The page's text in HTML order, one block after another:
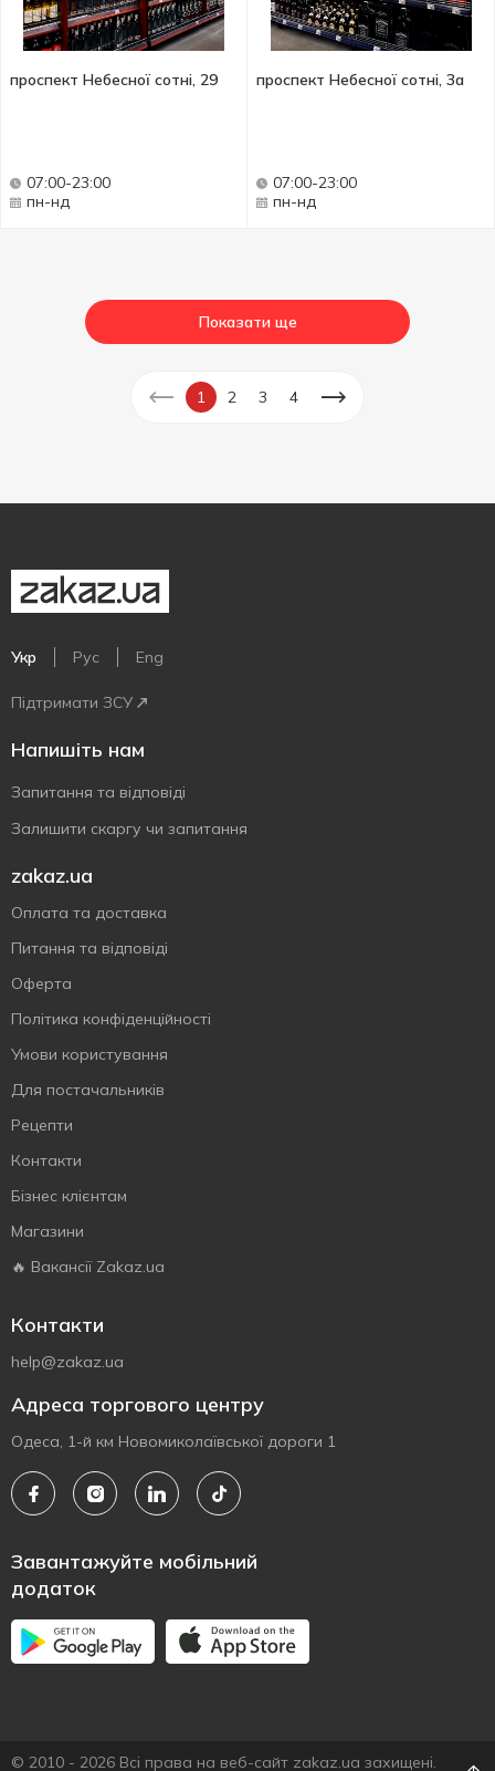
проспект Небесної сотні, 29
07:00-23:00
пн-нд
проспект Небесної сотні, 3а
07:00-23:00
пн-нд
Показати ще
1 2 3 4
Укр Рус Eng
Підтримати ЗСУ
Напишіть нам
Запитання та відповіді
Залишити скаргу чи запитання
zakaz.ua
Оплата та доставка
Питання та відповіді
Оферта
Політика конфіденційності
Умови користування
Для постачальників
Рецепти
Контакти
Бізнес клієнтам
Магазини
🔥 Вакансії Zakaz.ua
Контакти
help@zakaz.ua
Адреса торгового центру
Одеса, 1-й км Новомиколаївської дороги 1
Завантажуйте мобільний
додаток
© 2010 - 2026 Всі права на веб-сайт zakaz.ua захищені.